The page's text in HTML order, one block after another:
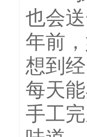
也会
年前
想到
每天
手工